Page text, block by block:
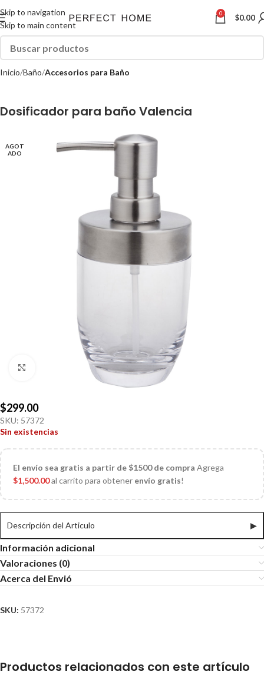
Skip to navigation
Skip to main content
0 $0.00
Inicio Baño Accesorios para Baño
Dosificador para baño Valencia
AGOT
ADO
Click to enlarge
$299.00
SKU: 57372
Sin existencias
El envío sea gratis a partir de $1500 de compra Agrega
$1,500.00al carrito para obtener envío gratis!
Descripción del Articulo ▶
Información adicional
Valoraciones (0)
Acerca del Envió
SKU: 57372
Productos relacionados con este artículo